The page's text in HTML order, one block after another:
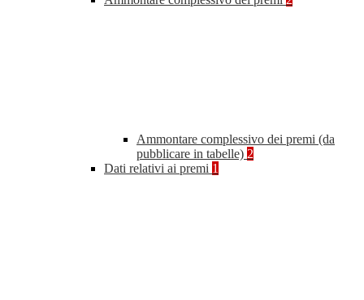
Ammontare complessivo dei premi (da
pubblicare in tabelle) 2
Dati relativi ai premi 1